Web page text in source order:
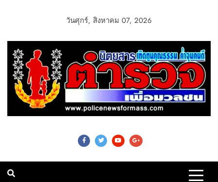
วันศุกร์, สิงหาคม 07, 2026
Police News For
Mass